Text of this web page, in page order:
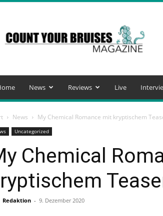
Your
Bruises
Magazine
News Reviews Live
News My Chemical Romance mit kryptischem
Uncategorized
Chemical
Redaktion - 9. Dezember 2020